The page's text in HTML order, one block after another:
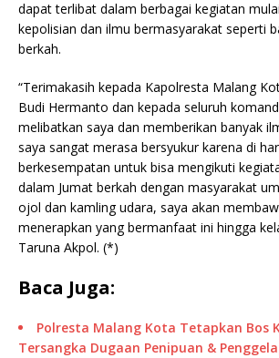
dapat terlibat dalam berbagai kegiatan
kepolisian dan ilmu bermasyarakat seperti
berkah.
“Terimakasih kepada Kapolresta Malang
Budi Hermanto dan kepada seluruh
melibatkan saya dan memberikan banyak
saya sangat merasa bersyukur karena di
berkesempatan untuk bisa mengikuti
dalam Jumat berkah dengan masyarakat
ojol dan kamling udara, saya akan
menerapkan yang bermanfaat ini hingga
Taruna Akpol. (*)
Baca Juga:
Polresta Malang Kota Tetapkan Bos
Tersangka Dugaan Penipuan &